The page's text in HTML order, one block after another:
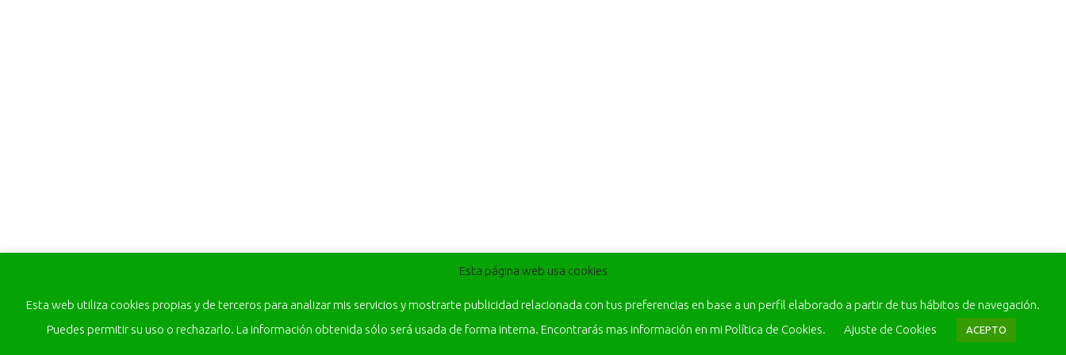
Esta página web usa cookies
Esta web utiliza cookies propias y de terceros para analizar mis servicios y mostrarte publicidad relacionada con tus preferencias en base a un perfil elaborado a partir de tus hábitos de navegación.
Puedes permitir su uso o rechazarlo. La información obtenida sólo será usada de forma interna. Encontrarás mas información en mi Política de Cookies.
Ajuste de Cookies ACEPTO